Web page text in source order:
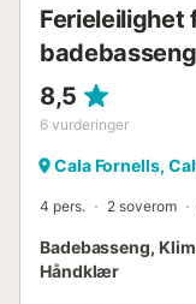
Ferieleilighet
badebasseng
8,5
6 vurderinger
Cala Fornells,
4 pers. 2 soverom
Badebasseng,
Håndklær